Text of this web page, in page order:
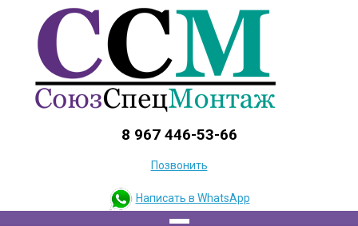
8 967 446-53-66
Позвонить
Написать в WhatsApp